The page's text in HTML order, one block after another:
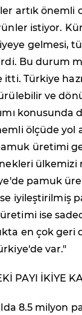
artık önemli
istiyor.
gelmesi,
Bu durum
itti. Türkiye
ve
konusunda
ölçüde yol
üretimi
ülkemizi
pamuk
iyileştirilmiş
ise
en çok geri
var."
PAYI İKİYE
8.5 milyon